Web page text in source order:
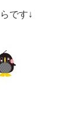
です↓